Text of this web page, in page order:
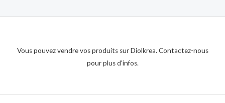
Vous pouvez vendre vos produits sur Diolkrea. Contactez-nous
pour plus d'infos.